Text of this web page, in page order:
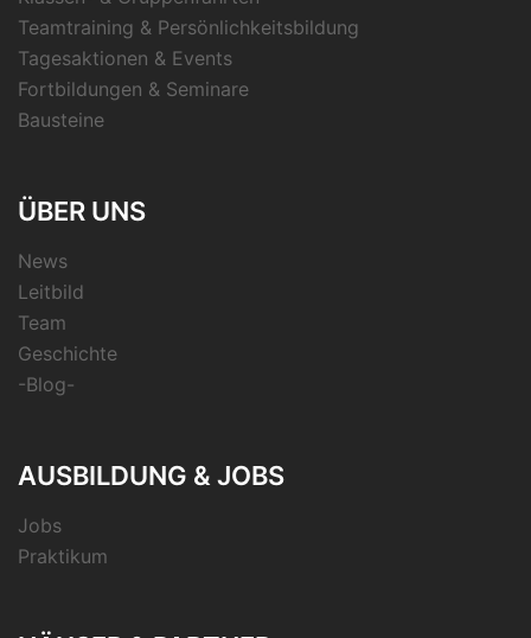
Teamtraining & Persönlichkeitsbildung
Tagesaktionen & Events
Fortbildungen & Seminare
Bausteine
ÜBER UNS
News
Leitbild
Team
Geschichte
-Blog-
AUSBILDUNG & JOBS
Jobs
Praktikum